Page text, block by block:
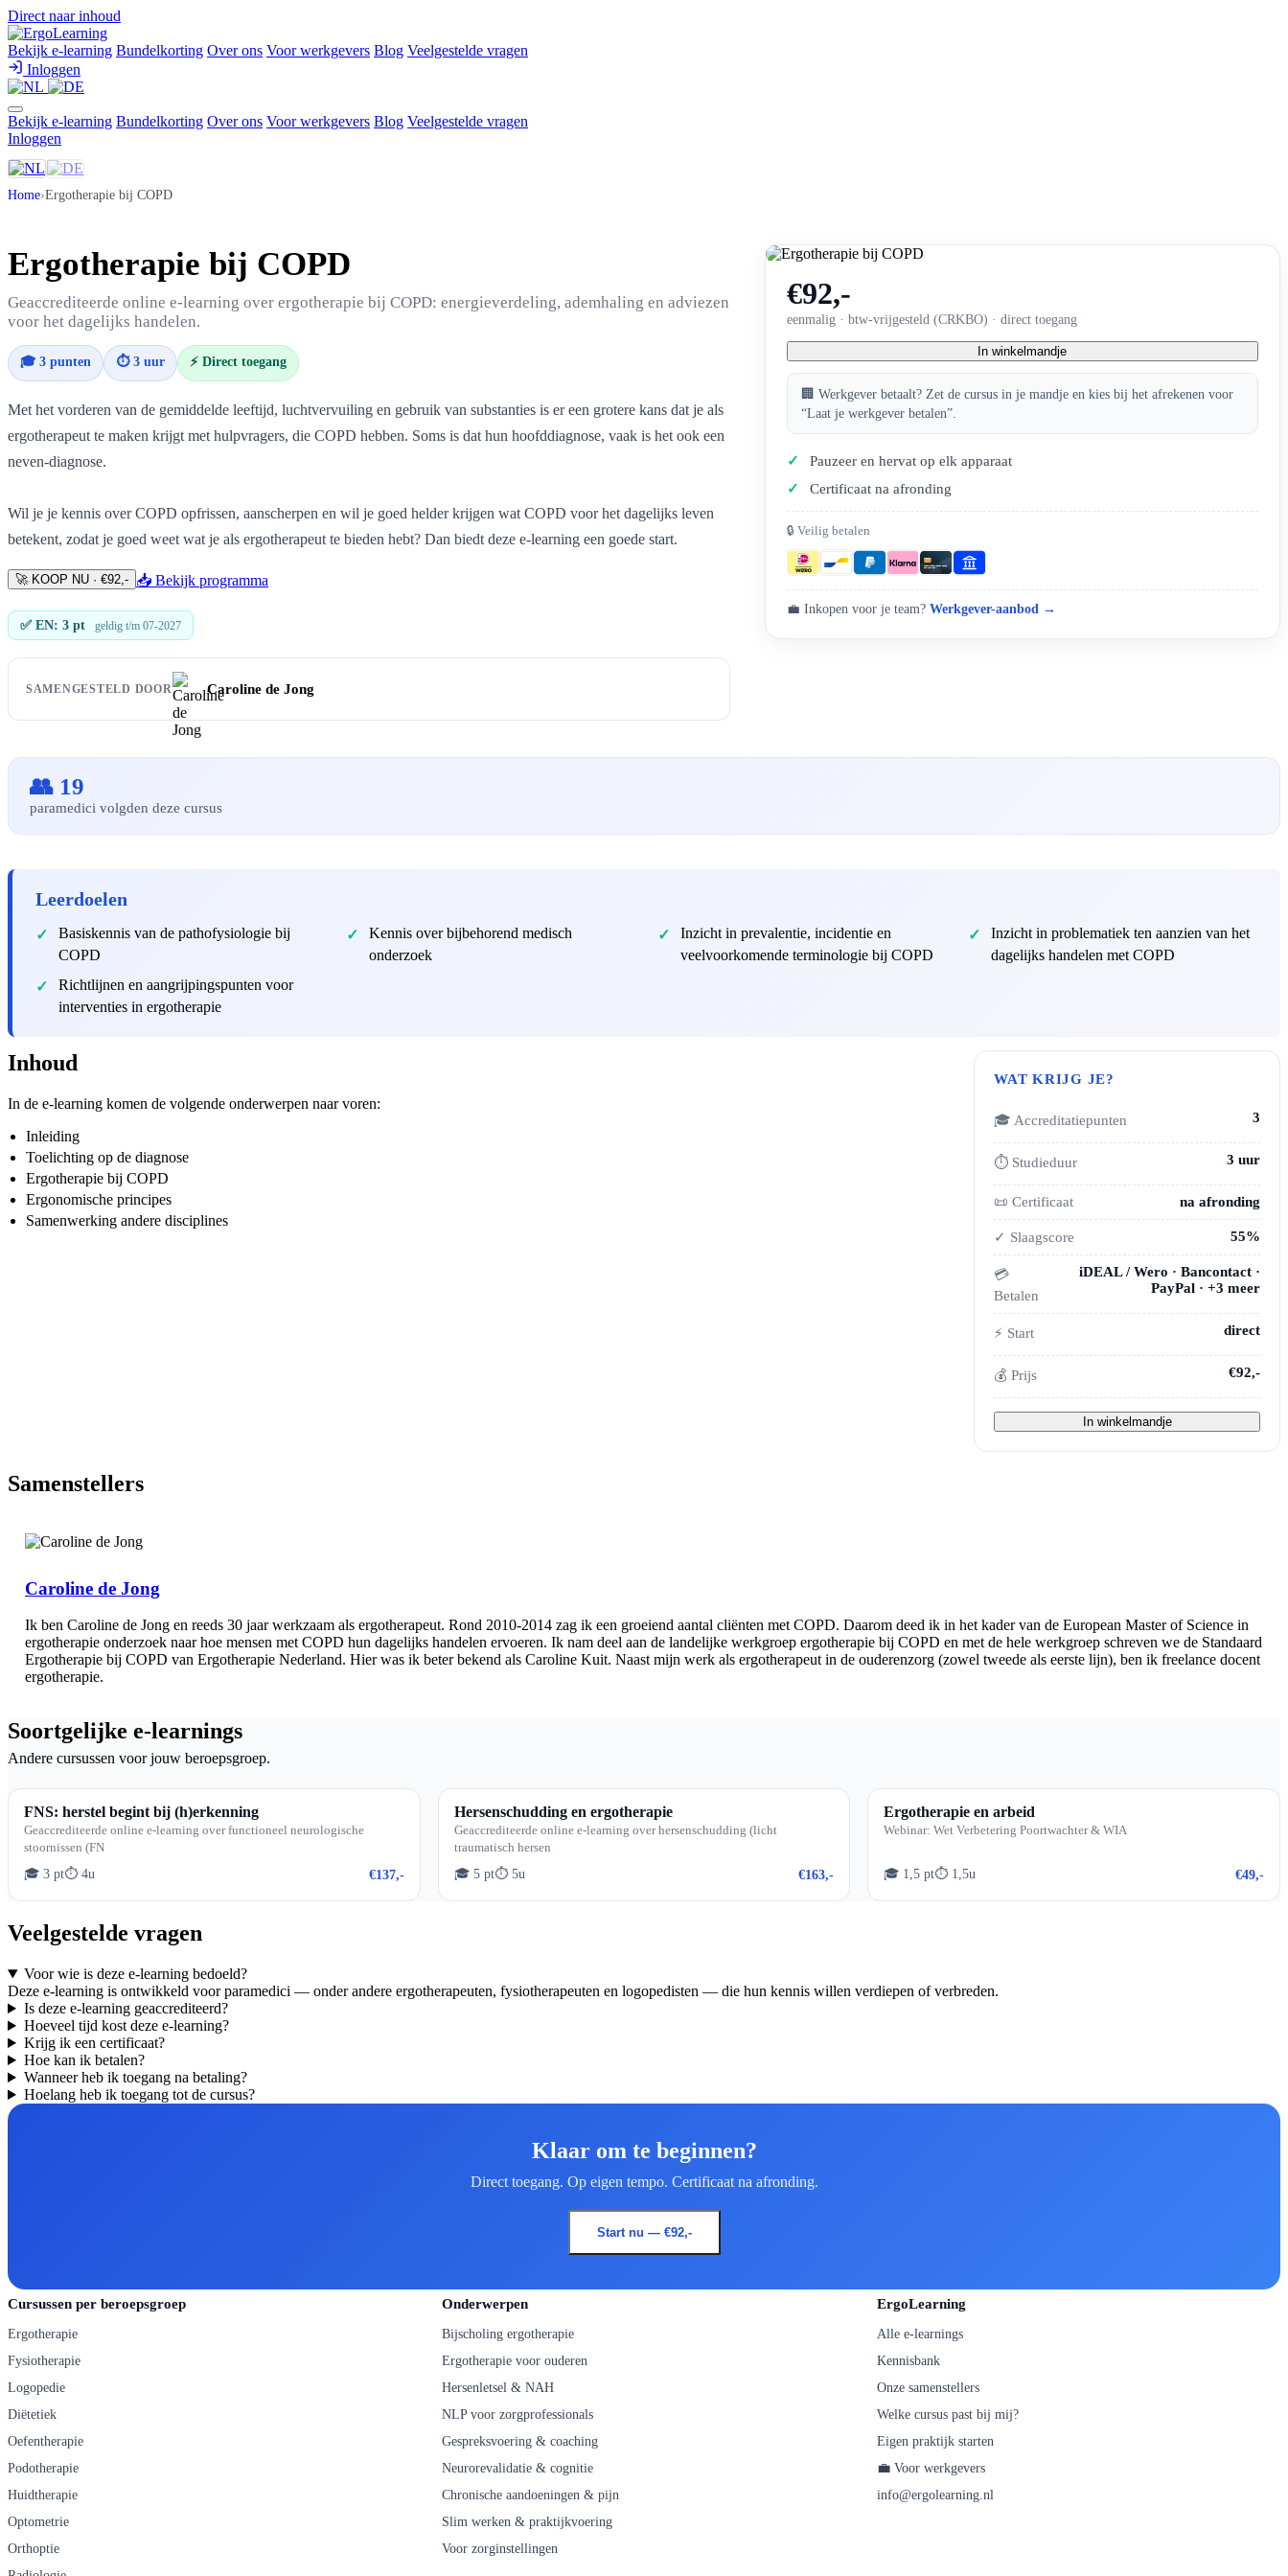
Direct naar inhoud
Bekijk e-learning Bundelkorting Over ons Voor werkgevers Blog Veelgestelde vragen
Inloggen
Bekijk e-learning Bundelkorting Over ons Voor werkgevers Blog Veelgestelde vragen
Inloggen
Home›Ergotherapie bij COPD
Ergotherapie bij COPD
Geaccrediteerde online e-learning over ergotherapie bij COPD: energieverdeling, ademhaling en adviezen
voor het dagelijks handelen.
🎓 3 punten ⏱ 3 uur ⚡ Direct toegang
Met het vorderen van de gemiddelde leeftijd, luchtvervuiling en gebruik van substanties is er een grotere kans dat je als
ergotherapeut te maken krijgt met hulpvragers, die COPD hebben. Soms is dat hun hoofddiagnose, vaak is het ook een
neven-diagnose.
Wil je je kennis over COPD opfrissen, aanscherpen en wil je goed helder krijgen wat COPD voor het dagelijks leven
betekent, zodat je goed weet wat je als ergotherapeut te bieden hebt? Dan biedt deze e-learning een goede start.
🚀 KOOP NU · €92,- 📥 Bekijk programma
✅ EN: 3 pt geldig t/m 07-2027
SAMENGESTELD DOOR Caroline de Jong
€92,-
eenmalig · btw-vrijgesteld (CRKBO) · direct toegang
In winkelmandje
🏢 Werkgever betaalt? Zet de cursus in je mandje en kies bij het afrekenen voor
“Laat je werkgever betalen”.
Pauzeer en hervat op elk apparaat
Certificaat na afronding
🔒 Veilig betalen
💼 Inkopen voor je team? Werkgever-aanbod →
👥 19
paramedici volgden deze cursus
Leerdoelen
Basiskennis van de pathofysiologie bij
COPD
Kennis over bijbehorend medisch
onderzoek
Inzicht in prevalentie, incidentie en
veelvoorkomende terminologie bij COPD
Inzicht in problematiek ten aanzien van het
dagelijks handelen met COPD
Richtlijnen en aangrijpingspunten voor
interventies in ergotherapie
Inhoud
In de e-learning komen de volgende onderwerpen naar voren:
Inleiding
Toelichting op de diagnose
Ergotherapie bij COPD
Ergonomische principes
Samenwerking andere disciplines
WAT KRIJG JE?
🎓 Accreditatiepunten 3
⏱ Studieduur 3 uur
📜 Certificaat na afronding
✓ Slaagscore 55%
💳
Betalen
iDEAL / Wero · Bancontact ·
PayPal · +3 meer
⚡ Start direct
💰 Prijs €92,-
In winkelmandje
Samenstellers
Caroline de Jong
Ik ben Caroline de Jong en reeds 30 jaar werkzaam als ergotherapeut. Rond 2010-2014 zag ik een groeiend aantal cliënten met COPD. Daarom deed ik in het kader van de European Master of Science in
ergotherapie onderzoek naar hoe mensen met COPD hun dagelijks handelen ervoeren. Ik nam deel aan de landelijke werkgroep ergotherapie bij COPD en met de hele werkgroep schreven we de Standaard
Ergotherapie bij COPD van Ergotherapie Nederland. Hier was ik beter bekend als Caroline Kuit. Naast mijn werk als ergotherapeut in de ouderenzorg (zowel tweede als eerste lijn), ben ik freelance docent
ergotherapie.
Soortgelijke e-learnings
Andere cursussen voor jouw beroepsgroep.
FNS: herstel begint bij (h)erkenning
Geaccrediteerde online e-learning over functioneel neurologische
stoornissen (FN
🎓 3 pt⏱ 4u €137,-
Hersenschudding en ergotherapie
Geaccrediteerde online e-learning over hersenschudding (licht
traumatisch hersen
🎓 5 pt⏱ 5u €163,-
Ergotherapie en arbeid
Webinar: Wet Verbetering Poortwachter & WIA
🎓 1,5 pt⏱ 1,5u €49,-
Veelgestelde vragen
Voor wie is deze e-learning bedoeld?
Deze e-learning is ontwikkeld voor paramedici — onder andere ergotherapeuten, fysiotherapeuten en logopedisten — die hun kennis willen verdiepen of verbreden.
Is deze e-learning geaccrediteerd?
Hoeveel tijd kost deze e-learning?
Krijg ik een certificaat?
Hoe kan ik betalen?
Wanneer heb ik toegang na betaling?
Hoelang heb ik toegang tot de cursus?
Klaar om te beginnen?
Direct toegang. Op eigen tempo. Certificaat na afronding.
Start nu — €92,-
Cursussen per beroepsgroep
Ergotherapie
Fysiotherapie
Logopedie
Diëtetiek
Oefentherapie
Podotherapie
Huidtherapie
Optometrie
Orthoptie
Onderwerpen
Bijscholing ergotherapie
Ergotherapie voor ouderen
Hersenletsel & NAH
NLP voor zorgprofessionals
Gespreksvoering & coaching
Neurorevalidatie & cognitie
Chronische aandoeningen & pijn
Slim werken & praktijkvoering
Voor zorginstellingen
ErgoLearning
Alle e-learnings
Kennisbank
Onze samenstellers
Welke cursus past bij mij?
Eigen praktijk starten
💼 Voor werkgevers
info@ergolearning.nl